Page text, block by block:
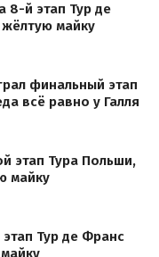
8-й этап Тур де
майку
финальный этап
всё равно у Галля
этап Тура Польши,
майку
Тур де Франс